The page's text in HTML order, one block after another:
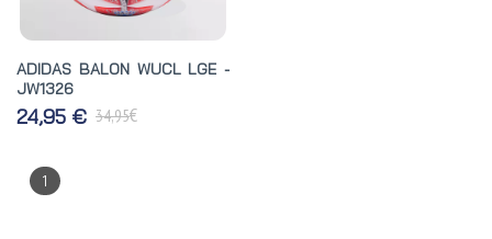
ADIDAS BALON WUCL LGE -
JW1326
24,95 € 34,95€
1